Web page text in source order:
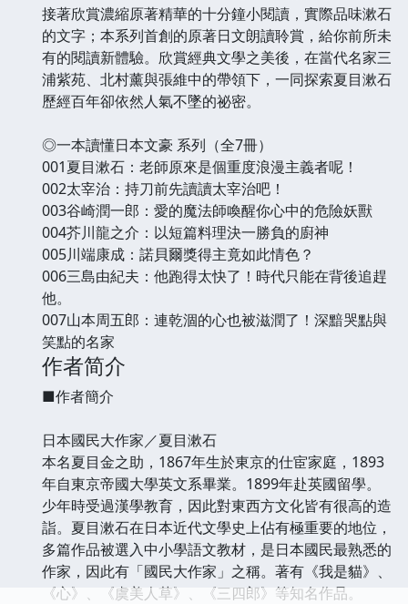
接著欣賞濃縮原著精華的十分鐘小閱讀，實際品味漱石
的文字；本系列首創的原著日文朗讀聆賞，給你前所未
有的閱讀新體驗。欣賞經典文學之美後，在當代名家三
浦紫苑、北村薰與張維中的帶領下，一同探索夏目漱石
歷經百年卻依然人氣不墜的祕密。
◎一本讀懂日本文豪 系列（全7冊）
001夏目漱石：老師原來是個重度浪漫主義者呢！
002太宰治：持刀前先讀讀太宰治吧！
003谷崎潤一郎：愛的魔法師喚醒你心中的危險妖獸
004芥川龍之介：以短篇料理決一勝負的廚神
005川端康成：諾貝爾獎得主竟如此情色？
006三島由紀夫：他跑得太快了！時代只能在背後追趕
他。
007山本周五郎：連乾涸的心也被滋潤了！深黯哭點與
笑點的名家
作者简介
■作者簡介
日本國民大作家／夏目漱石
本名夏目金之助，1867年生於東京的仕宦家庭，1893
年自東京帝國大學英文系畢業。1899年赴英國留學。
少年時受過漢學教育，因此對東西方文化皆有很高的造
詣。夏目漱石在日本近代文學史上佔有極重要的地位，
多篇作品被選入中小學語文教材，是日本國民最熟悉的
作家，因此有「國民大作家」之稱。著有《我是貓》、
《心》、《虞美人草》、《三四郎》等知名作品。